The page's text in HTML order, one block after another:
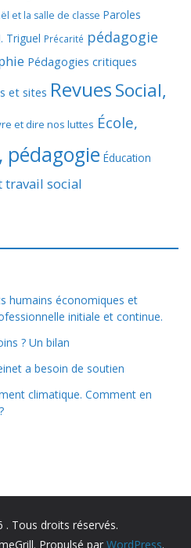
et la salle de classe Paroles
Triguel Précarité pédagogie
Pédagogies critiques
et sites RevuesSocial,
et dire nos luttes École,
pédagogie Éducation
travail social
humains économiques et
initiale et continue.
? Un bilan
a besoin de soutien
climatique. Comment en
. Tous droits réservés.
Propulsé par WordPress.